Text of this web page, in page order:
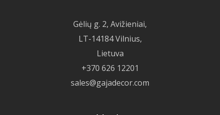
Gėlių g. 2, Avižieniai,
LT-14184 Vilnius,
Lietuva
+370 626 12201
sales@gajadecor.com